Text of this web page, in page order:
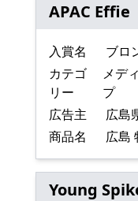
APAC Effie
入賞名
ブロ
カテゴ
リー
メデ
プ
広告主
広島
商品名
広島
Young